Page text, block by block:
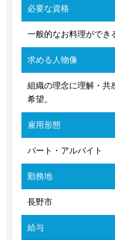
必要な資格
一般的なお料理ができ
求める人物像
組織の理念に理解・共
希望。
雇用形態
パート・アルバイト
勤務地
長野市
給与